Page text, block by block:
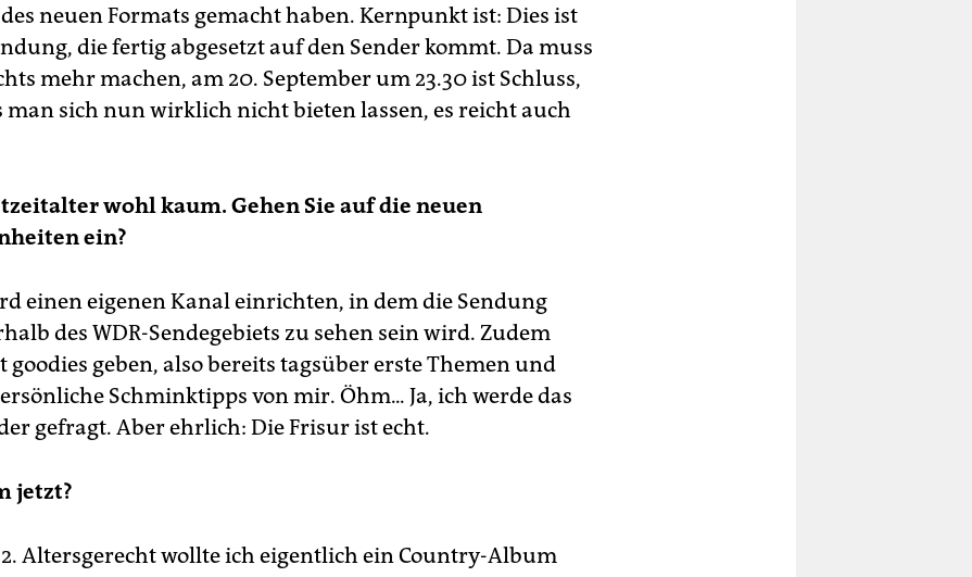
neuen Formats gemacht haben. Kernpunkt ist: Dies ist
die fertig abgesetzt auf den Sender kommt. Da muss
mehr machen, am 20. September um 23.30 ist Schluss,
man sich nun wirklich nicht bieten lassen, es reicht auch
wohl kaum. Gehen Sie auf die neuen
ein?
einen eigenen Kanal einrichten, in dem die Sendung
des WDR-Sendegebiets zu sehen sein wird. Zudem
goodies geben, also bereits tagsüber erste Themen und
Schminktipps von mir. Öhm... Ja, ich werde das
gefragt. Aber ehrlich: Die Frisur ist echt.
jetzt?
Altersgerecht wollte ich eigentlich ein Country-Album